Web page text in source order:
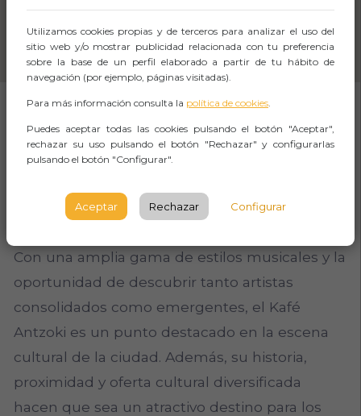
SOBRE EL EVENTO
Bilbao ofrece una experiencia musical única y
Con una amplia gama de estilos musicales y la
oportunidad de descubrir tanto artistas
consolidados como emergentes, el Kafé
Antzoki es un punto destacado en la escena
cultural de la ciudad. Además, su historia,
proximidad y oferta cultural diversificada
hacen que sea un atractivo destino para los
Utilizamos cookies propias y de terceros para analizar el uso del
sitio web y/o mostrar publicidad relacionada con tu preferencia
sobre la base de un perfil elaborado a partir de tu hábito de
navegación (por ejemplo, páginas visitadas).
Para más información consulta la política de cookies
Puedes aceptar todas las cookies pulsando el botón "Aceptar",
rechazar su uso pulsando el botón "Rechazar" y configurarlas
pulsando el botón "Configurar".
Aceptar Rechazar Configurar